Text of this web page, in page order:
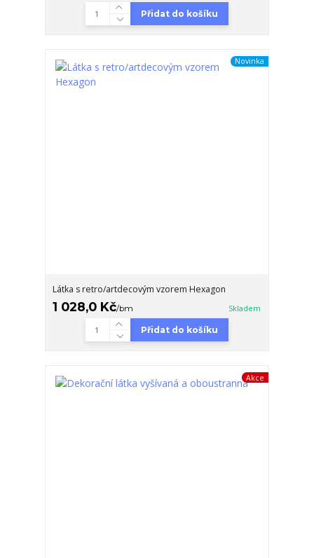
Přidat do košíku
Novinka
Látka s retro/artdecovým vzorem Hexagon
1 028,0 Kč/bm Skladem
Přidat do košíku
Akce